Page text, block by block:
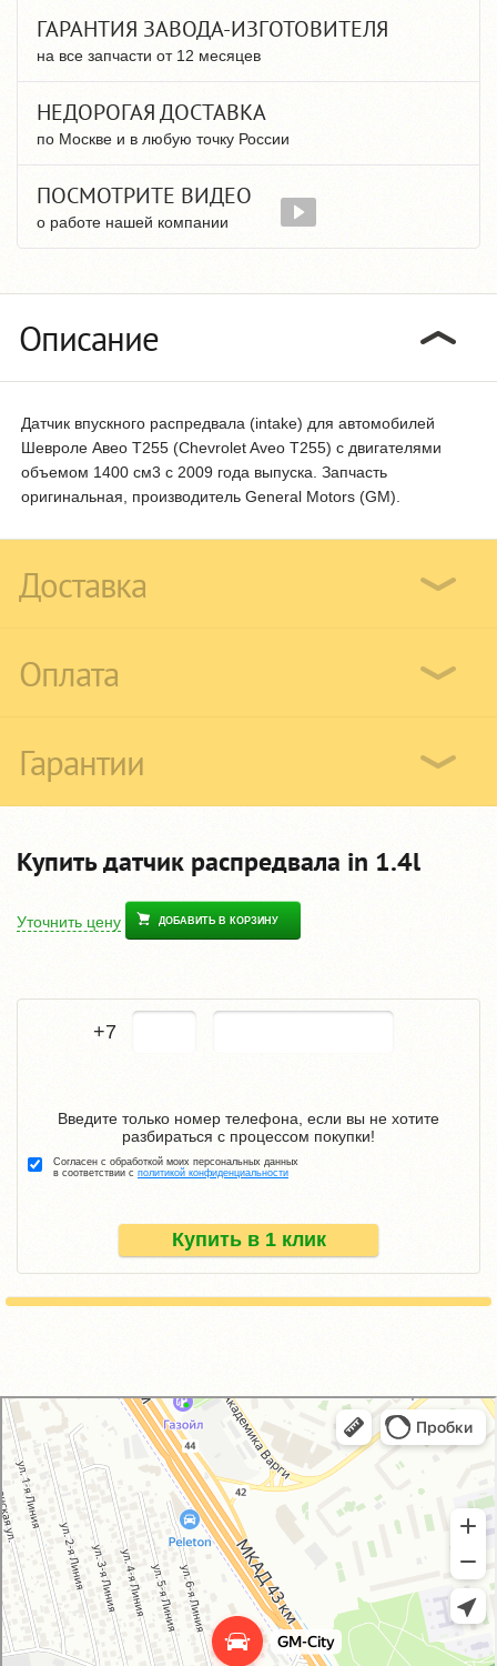
ГАРАНТИЯ ЗАВОДА-ИЗГОТОВИТЕЛЯ
на все запчасти от 12 месяцев
НЕДОРОГАЯ ДОСТАВКА
по Москве и в любую точку России
ПОСМОТРИТЕ ВИДЕО
о работе нашей компании
Описание
Датчик впускного распредвала (intake) для автомобилей
Шевроле Авео T255 (Chevrolet Aveo T255) с двигателями
объемом 1400 см3 с 2009 года выпуска. Запчасть
оригинальная, производитель General Motors (GM).
Доставка
Оплата
Гарантии
Купить датчик распредвала in 1.4l
Уточнить цену ДОБАВИТЬ В КОРЗИНУ
+7
Купить в 1 клик
Введите только номер телефона, если вы не хотите
разбираться с процессом покупки!
Согласен с обработкой моих персональных данных
в соответствии с политикой конфиденциальности
GM-City&VAG-Repair
Автосервис, автотехцентр в Москве
Магазин автозапчастей и автотоваров в Москве